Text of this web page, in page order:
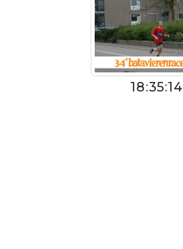
18:35:14